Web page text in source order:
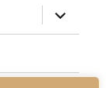
раскрыть
дочернее
меню